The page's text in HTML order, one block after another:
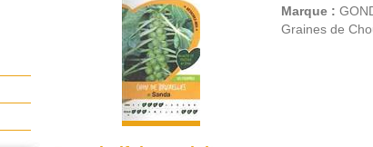
Marque :
Graines de